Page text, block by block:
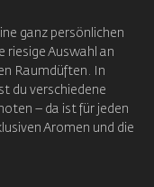
ganz persönlichen
riesige Auswahl an
Raumdüften. In
du verschiedene
– da ist für jeden
Aromen und die